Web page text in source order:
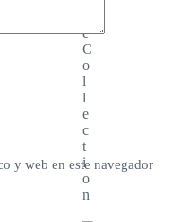
e
C
o
l
l
e
c
t
i
o
n
y web en este navegador